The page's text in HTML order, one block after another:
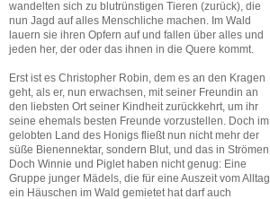
wandelten sich zu blutrünstigen Tieren (zurück), die
nun Jagd auf alles Menschliche machen. Im Wald
lauern sie ihren Opfern auf und fallen über alles und
jeden her, der oder das ihnen in die Quere kommt.
Erst ist es Christopher Robin, dem es an den Kragen
geht, als er, nun erwachsen, mit seiner Freundin an
den liebsten Ort seiner Kindheit zurückkehrt, um ihr
seine ehemals besten Freunde vorzustellen. Doch im
gelobten Land des Honigs fließt nun nicht mehr der
süße Bienennektar, sondern Blut, und das in Strömen.
Doch Winnie und Piglet haben nicht genug: Eine
Gruppe junger Mädels, die für eine Auszeit vom Alltag
ein Häuschen im Wald gemietet hat darf auch